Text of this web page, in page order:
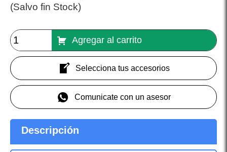
(Salvo fin Stock)
Agregar al carrito
Selecciona tus accesorios
Comunicate con un asesor
Descripción